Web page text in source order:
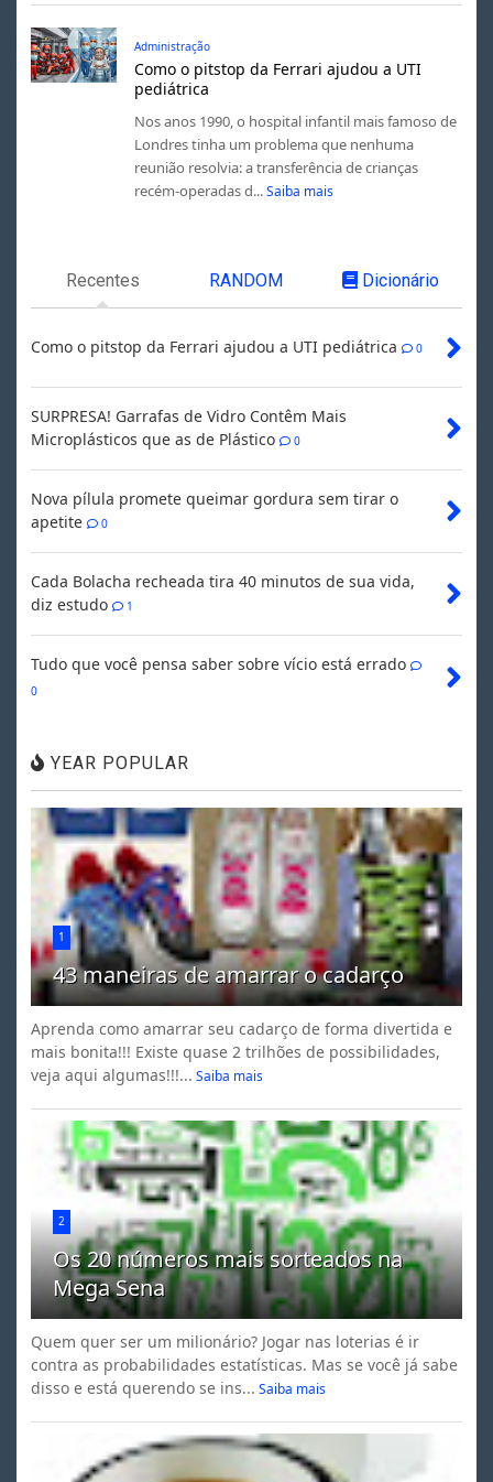
Administração
Como o pitstop da Ferrari ajudou a UTI
pediátrica
Nos anos 1990, o hospital infantil mais famoso de
Londres tinha um problema que nenhuma
reunião resolvia: a transferência de crianças
recém-operadas d... Saiba mais
Recentes RANDOM Dicionário
Como o pitstop da Ferrari ajudou a UTI pediátrica 0
SURPRESA! Garrafas de Vidro Contêm Mais
Microplásticos que as de Plástico
0
Nova pílula promete queimar gordura sem tirar o
apetite
0
Cada Bolacha recheada tira 40 minutos de sua vida,
diz estudo
1
Tudo que você pensa saber sobre vício está errado
0
YEAR POPULAR
1
43 maneiras de amarrar o cadarço
Aprenda como amarrar seu cadarço de forma divertida e
mais bonita!!! Existe quase 2 trilhões de possibilidades,
veja aqui algumas!!!... Saiba mais
2
Os 20 números mais sorteados na
Mega Sena
Quem quer ser um milionário? Jogar nas loterias é ir
contra as probabilidades estatísticas. Mas se você já sabe
disso e está querendo se ins... Saiba mais